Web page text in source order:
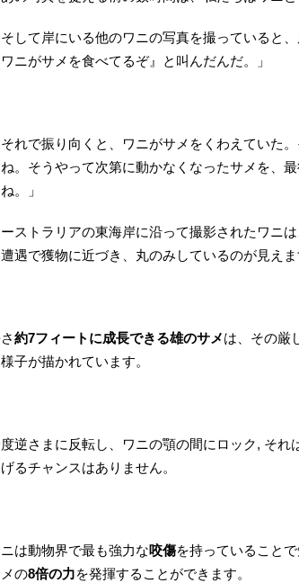
そして岸にいる他のワニの写真を撮っていると
ワニがサメを食べてるぞ』と叫んだんだ。」
それで振り向くと、ワニがサメをくわえていた
。そうやって次第に動かなくなったサメを、
。」
ストラリアの東海岸に沿って撮影されたワニ
遇で獲物に近づき、丸のみしているのが見えま
約7フィートに成長できる雄のサメは、その厳
子が描かれています。
逆さまに反転し、ワニの顎の間にロック, それ
るチャンスはありません。
は動物界で最も強力な咬傷を持っていること
の8倍の力を発揮することができます。